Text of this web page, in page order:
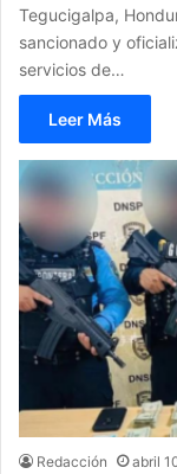
Tegucigalpa,
sancionado y
servicios de…
Leer Más
Redacción abril